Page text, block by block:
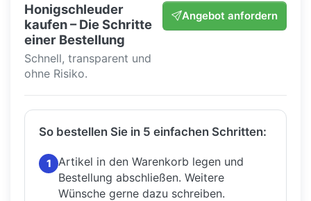
Honigschleuder
kaufen – Die Schritte
einer Bestellung
Schnell, transparent und
ohne Risiko.
Angebot anfordern
So bestellen Sie in 5 einfachen Schritten:
1
Artikel in den Warenkorb legen und
Bestellung abschließen. Weitere
Wünsche gerne dazu schreiben.